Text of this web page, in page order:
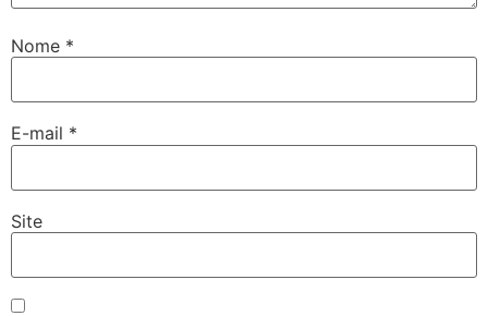
Nome *
E-mail *
Site